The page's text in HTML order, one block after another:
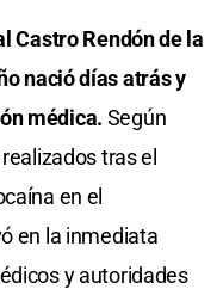
Castro Rendón de la
nació días atrás y
médica. Según
tras el
en el
en la inmediata
y autoridades